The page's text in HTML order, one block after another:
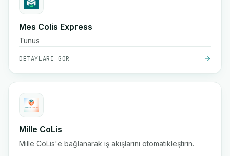
Mes Colis Express
Tunus
DETAYLARI GÖR
Mille CoLis
Mille CoLis'e bağlanarak iş akışlarını otomatikleştirin.